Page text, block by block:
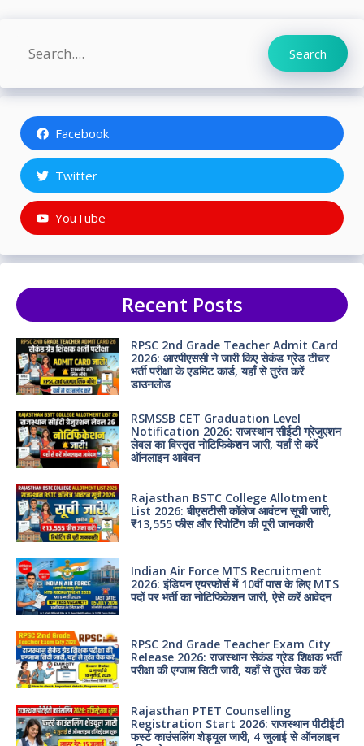
Search Search
Facebook
Twitter
YouTube
Recent Posts
RPSC 2nd Grade Teacher Admit Card
2026: आरपीएससी ने जारी किए सेकंड ग्रेड टीचर
भर्ती परीक्षा के एडमिट कार्ड, यहाँ से तुरंत करें
डाउनलोड
RSMSSB CET Graduation Level
Notification 2026: राजस्थान सीईटी ग्रेजुएशन
लेवल का विस्तृत नोटिफिकेशन जारी, यहाँ से करें
ऑनलाइन आवेदन
Rajasthan BSTC College Allotment
List 2026: बीएसटीसी कॉलेज आवंटन सूची जारी,
₹13,555 फीस और रिपोर्टिंग की पूरी जानकारी
Indian Air Force MTS Recruitment
2026: इंडियन एयरफोर्स में 10वीं पास के लिए MTS
पदों पर भर्ती का नोटिफिकेशन जारी, ऐसे करें आवेदन
RPSC 2nd Grade Teacher Exam City
Release 2026: राजस्थान सेकंड ग्रेड शिक्षक भर्ती
परीक्षा की एग्जाम सिटी जारी, यहाँ से तुरंत चेक करें
Rajasthan PTET Counselling
Registration Start 2026: राजस्थान पीटीईटी
फर्स्ट काउंसलिंग शेड्यूल जारी, 4 जुलाई से ऑनलाइन